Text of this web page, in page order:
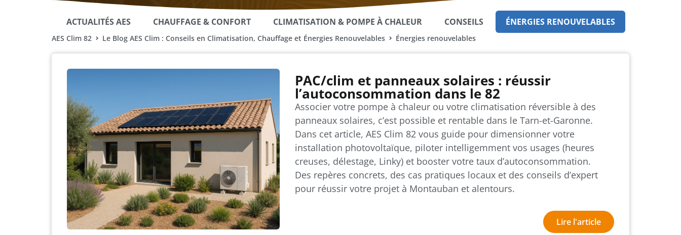
ACTUALITÉS AES CHAUFFAGE & CONFORT CLIMATISATION & POMPE À CHALEUR CONSEILS ÉNERGIES RENOUVELABLES
AES Clim 82 Le Blog AES Clim : Conseils en Climatisation, Chauffage et Énergies Renouvelables Énergies renouvelables
PAC/clim et panneaux solaires : réussir
l’autoconsommation dans le 82
Associer votre pompe à chaleur ou votre climatisation réversible à des
panneaux solaires, c’est possible et rentable dans le Tarn-et-Garonne.
Dans cet article, AES Clim 82 vous guide pour dimensionner votre
installation photovoltaïque, piloter intelligemment vos usages (heures
creuses, délestage, Linky) et booster votre taux d’autoconsommation.
Des repères concrets, des cas pratiques locaux et des conseils d’expert
pour réussir votre projet à Montauban et alentours.
Lire l'article